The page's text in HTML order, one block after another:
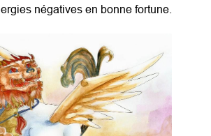
négatives en bonne fortune.